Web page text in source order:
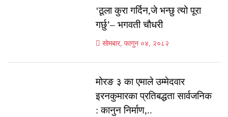
‘ठूला कुरा गर्दिन,जे भन्छु त्यो पूरा
गर्छु’– भगवती चौधरी
सोमबार, फागुन ०४, २०८२
मोरङ ३ का एमाले उम्मेदवार
इरनकुमारका प्रतिबद्धता सार्वजनिक
: कानुन निर्माण,..